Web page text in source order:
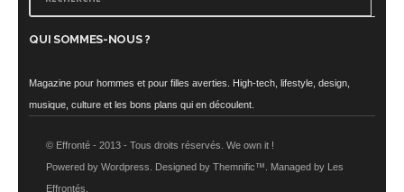
QUI SOMMES-NOUS ?
Magazine pour hommes et pour filles averties. High-tech, lifestyle, design,
musique, culture et les bons plans qui en découlent.
© Effronté - 2013 - Tous droits réservés. We own it !
Powered by Wordpress. Designed by Themnific™. Managed by Les
Effrontés.